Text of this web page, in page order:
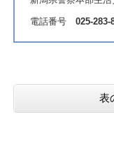
電話番号 025-283-
表